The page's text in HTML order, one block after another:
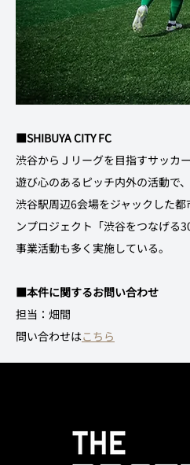
■SHIBUYA CITY FC
渋谷からＪリーグを目指すサッカ
遊び心のあるピッチ内外の活動で
渋谷駅周辺6会場をジャックした
ンプロジェクト「渋谷をつなげる
事業活動も多く実施している。
■本件に関するお問い合わせ
担当：畑間
問い合わせはこちら